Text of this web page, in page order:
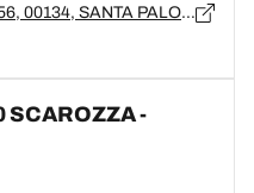
CLP TC RM15-VIA DEI PAPIRI 156, 00134, SANTA PALOMBA
SCAROZZA -